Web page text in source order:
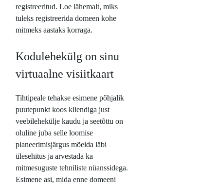
registreeritud. Loe lähemalt, miks
tuleks registreerida domeen kohe
mitmeks aastaks korraga.
Kodulehekülg on sinu
virtuaalne visiitkaart
Tihtipeale tehakse esimene põhjalik
puutepunkt koos kliendiga just
veebilehekülje kaudu ja seetõttu on
oluline juba selle loomise
planeerimisjärgus mõelda läbi
ülesehitus ja arvestada ka
mitmesuguste tehniliste nüanssidega.
Esimene asi, mida enne domeeni